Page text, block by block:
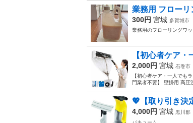
業務用 フローリ
300円 宮城 多賀城市
業務用のフローリングワ
【初心者ケア
2,000円 宮城 石巻市
【初心者ケア・一人でも
門業者不要】 壁掛用 高圧
💖【取り引き決
4,000円 宮城 黒川郡